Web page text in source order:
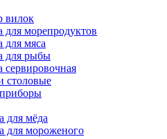
вилок
для морепродуктов
для мяса
для рыбы
сервировочная
столовые
для мёда
для мороженого